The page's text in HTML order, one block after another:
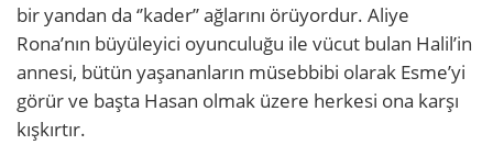
bir yandan da ‘’kader’’ ağlarını örüyordur. Aliye
Rona’nın büyüleyici oyunculuğu ile vücut bulan Halil’in
annesi, bütün yaşananların müsebbibi olarak Esme’yi
görür ve başta Hasan olmak üzere herkesi ona karşı
kışkırtır.